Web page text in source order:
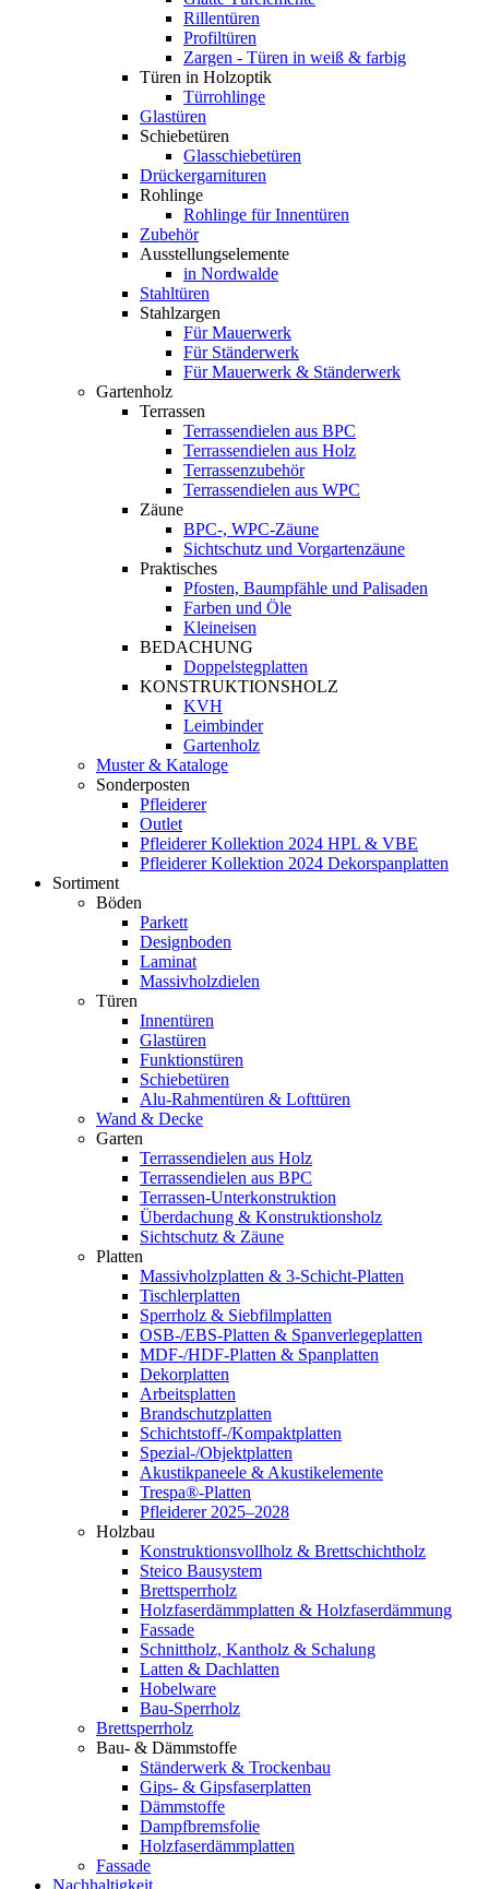
Rillentüren
Profiltüren
Zargen - Türen in weiß & farbig
Türen in Holzoptik
Türrohlinge
Glastüren
Schiebetüren
Glasschiebetüren
Drückergarnituren
Rohlinge
Rohlinge für Innentüren
Zubehör
Ausstellungselemente
in Nordwalde
Stahltüren
Stahlzargen
Für Mauerwerk
Für Ständerwerk
Für Mauerwerk & Ständerwerk
Gartenholz
Terrassen
Terrassendielen aus BPC
Terrassendielen aus Holz
Terrassenzubehör
Terrassendielen aus WPC
Zäune
BPC-, WPC-Zäune
Sichtschutz und Vorgartenzäune
Praktisches
Pfosten, Baumpfähle und Palisaden
Farben und Öle
Kleineisen
BEDACHUNG
Doppelstegplatten
KONSTRUKTIONSHOLZ
KVH
Leimbinder
Gartenholz
Muster & Kataloge
Sonderposten
Pfleiderer
Outlet
Pfleiderer Kollektion 2024 HPL & VBE
Pfleiderer Kollektion 2024 Dekorspanplatten
Sortiment
Böden
Parkett
Designboden
Laminat
Massivholzdielen
Türen
Innentüren
Glastüren
Funktionstüren
Schiebetüren
Alu-Rahmentüren & Lofttüren
Wand & Decke
Garten
Terrassendielen aus Holz
Terrassendielen aus BPC
Terrassen-Unterkonstruktion
Überdachung & Konstruktionsholz
Sichtschutz & Zäune
Platten
Massivholzplatten & 3-Schicht-Platten
Tischlerplatten
Sperrholz & Siebfilmplatten
OSB-/EBS-Platten & Spanverlegeplatten
MDF-/HDF-Platten & Spanplatten
Dekorplatten
Arbeitsplatten
Brandschutzplatten
Schichtstoff-/Kompaktplatten
Spezial-/Objektplatten
Akustikpaneele & Akustikelemente
Trespa®-Platten
Pfleiderer 2025–2028
Holzbau
Konstruktionsvollholz & Brettschichtholz
Steico Bausystem
Brettsperrholz
Holzfaserdämmplatten & Holzfaserdämmung
Fassade
Schnittholz, Kantholz & Schalung
Latten & Dachlatten
Hobelware
Bau-Sperrholz
Brettsperrholz
Bau- & Dämmstoffe
Ständerwerk & Trockenbau
Gips- & Gipsfaserplatten
Dämmstoffe
Dampfbremsfolie
Holzfaserdämmplatten
Fassade
Nachhaltigkeit